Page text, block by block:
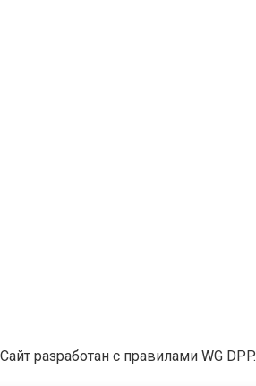
разработан с правилами WG DPP.